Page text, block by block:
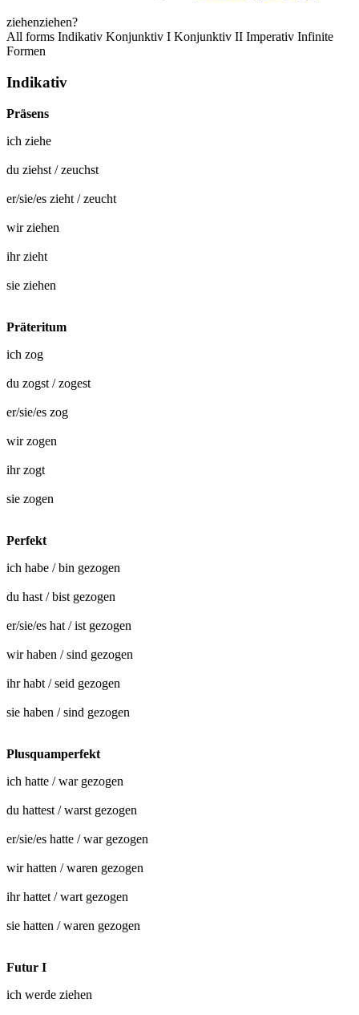
ziehenziehen?
All forms Indikativ Konjunktiv I Konjunktiv II Imperativ Infinite
Formen
Indikativ
Präsens
ich ziehe
du ziehst /zeuchst
er/sie/es zieht /zeucht
wirziehen
ihrzieht
sie ziehen
Präteritum
ich zog
du zogst /zogest
er/sie/es zog
wirzogen
ihrzogt
sie zogen
Perfekt
ich habe / bin gezogen
du hast / bist gezogen
er/sie/es hat / ist gezogen
wir haben / sind gezogen
ihr habt / seid gezogen
sie haben / sind gezogen
Plusquamperfekt
ich hatte / war gezogen
du hattest / warst gezogen
er/sie/es hatte / war gezogen
wir hatten / waren gezogen
ihr hattet / wart gezogen
sie hatten / waren gezogen
Futur I
ich werde ziehen